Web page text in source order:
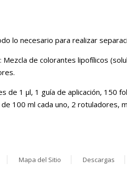
lo necesario para realizar
de colorantes lipofílicos
de 1 µl, 1 guía de aplicación,
100 ml cada uno, 2 rotuladores,
Mapa del Sitio Descargas